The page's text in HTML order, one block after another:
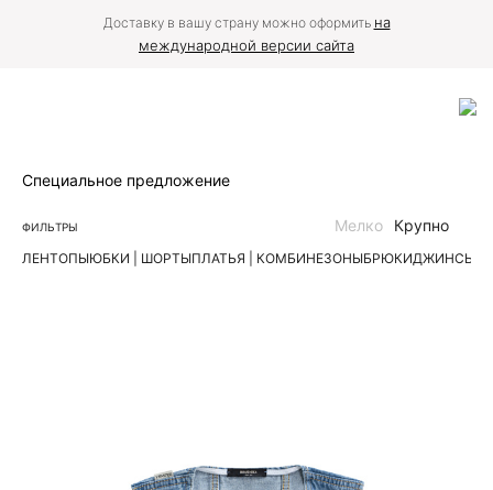
Доставку в вашу страну можно оформить на
международной версии сайта
Специальное предложение
ФИЛЬТРЫ
ЛЕНТОПЫЮБКИ | ШОРТЫПЛАТЬЯ | КОМБИНЕЗОНЫБРЮКИДЖИНСЫ
Мелко Крупно